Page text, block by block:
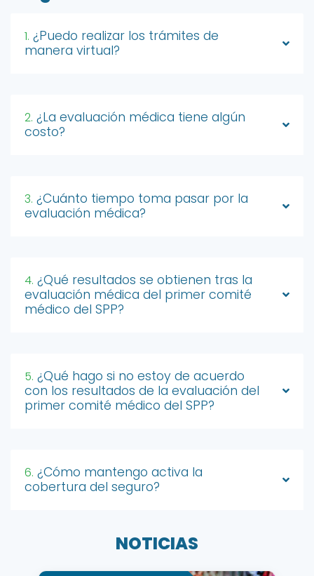
1. ¿Puedo realizar los trámites de
manera virtual?
2. ¿La evaluación médica tiene algún
costo?
3. ¿Cuánto tiempo toma pasar por la
evaluación médica?
4. ¿Qué resultados se obtienen tras la
evaluación médica del primer comité
médico del SPP?
5. ¿Qué hago si no estoy de acuerdo
con los resultados de la evaluación del
primer comité médico del SPP?
6. ¿Cómo mantengo activa la
cobertura del seguro?
NOTICIAS